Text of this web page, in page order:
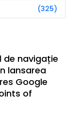
(325)
de navigație
lansarea
Google
of